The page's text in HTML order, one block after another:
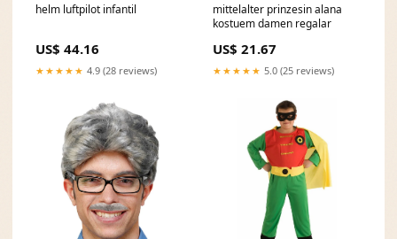
helm luftpilot infantil
US$ 44.16
★★★★★ 4.9 (28 reviews)
mittelalter prinzesin alana
kostuem damen regalar
US$ 21.67
★★★★★ 5.0 (25 reviews)